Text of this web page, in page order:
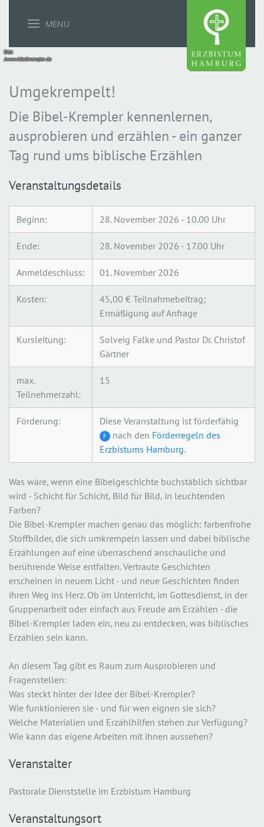
MENU
Bild:
/www.bibelkrempler.de
Umgekrempelt!
Die Bibel-Krempler kennenlernen,
ausprobieren und erzählen - ein ganzer
Tag rund ums biblische Erzählen
Veranstaltungsdetails
Beginn: 28. November 2026 - 10.00 Uhr
Ende: 28. November 2026 - 17.00 Uhr
Anmeldeschluss: 01. November 2026
Kosten:
45,00 € Teilnahmebeitrag;
Ermäßigung auf Anfrage
Kursleitung:
Solveig Falke und Pastor Dr. Christof
Gärtner
max.
Teilnehmerzahl:
15
Förderung: Diese Veranstaltung ist förderfähig
F nach den Förderregeln des
Erzbistums Hamburg.
Was wäre, wenn eine Bibelgeschichte buchstäblich sichtbar
wird - Schicht für Schicht, Bild für Bild, in leuchtenden
Farben?
Die Bibel-Krempler machen genau das möglich: farbenfrohe
Stoffbilder, die sich umkrempeln lassen und dabei biblische
Erzählungen auf eine überraschend anschauliche und
berührende Weise entfalten. Vertraute Geschichten
erscheinen in neuem Licht - und neue Geschichten finden
ihren Weg ins Herz. Ob im Unterricht, im Gottesdienst, in der
Gruppenarbeit oder einfach aus Freude am Erzählen - die
Bibel-Krempler laden ein, neu zu entdecken, was biblisches
Erzählen sein kann.
An diesem Tag gibt es Raum zum Ausprobieren und
Fragenstellen:
Was steckt hinter der Idee der Bibel-Krempler?
Wie funktionieren sie - und für wen eignen sie sich?
Welche Materialien und Erzählhilfen stehen zur Verfügung?
Wie kann das eigene Arbeiten mit ihnen aussehen?
Veranstalter
Pastorale Dienststelle im Erzbistum Hamburg
Veranstaltungsort